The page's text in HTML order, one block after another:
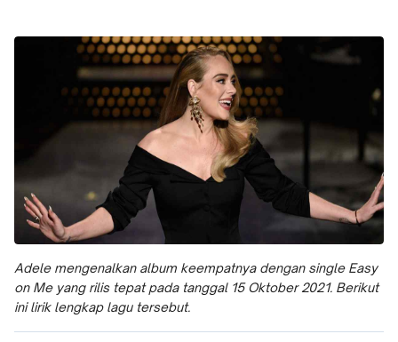
Adele mengenalkan album keempatnya dengan single Easy
on Me yang rilis tepat pada tanggal 15 Oktober 2021. Berikut
ini lirik lengkap lagu tersebut.